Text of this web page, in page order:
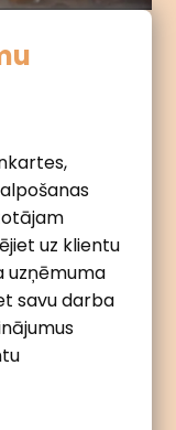
uz klientu
uzņēmuma
savu darba